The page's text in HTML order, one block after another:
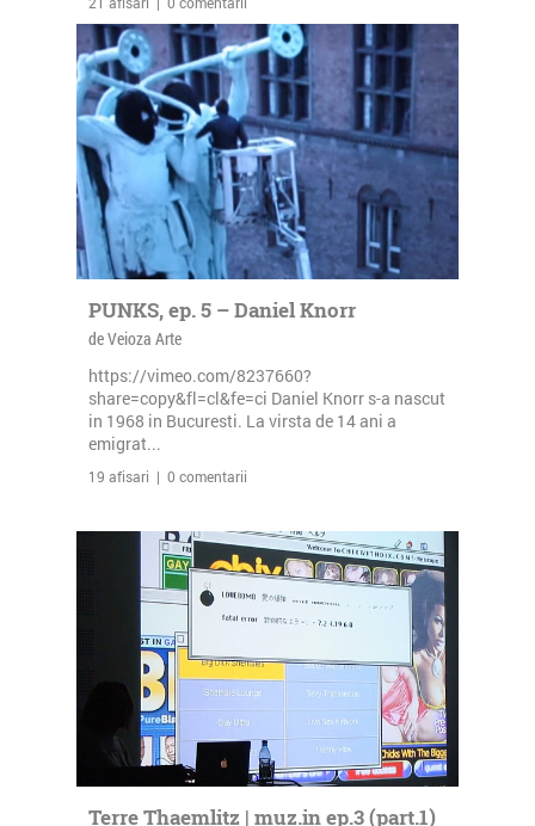
PUNKS, ep. 5 – Daniel Knorr
de Veioza Arte
https://vimeo.com/8237660?
share=copy&fl=cl&fe=ci Daniel Knorr s-a nascut
in 1968 in Bucuresti. La virsta de 14 ani a
emigrat...
19 afisari | 0 comentarii
Terre Thaemlitz | muz.in ep.3 (part.1)